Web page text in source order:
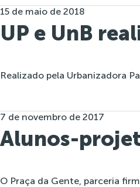
15 de maio de 2018
UP e UnB
Realizado pela Urbanizadora
7 de novembro de 2017
Alunos-
O Praça da Gente, parceria